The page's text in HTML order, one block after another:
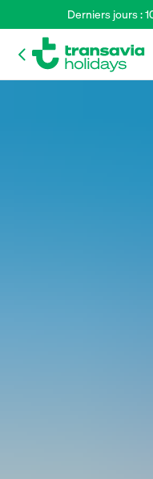
Derniers jours :